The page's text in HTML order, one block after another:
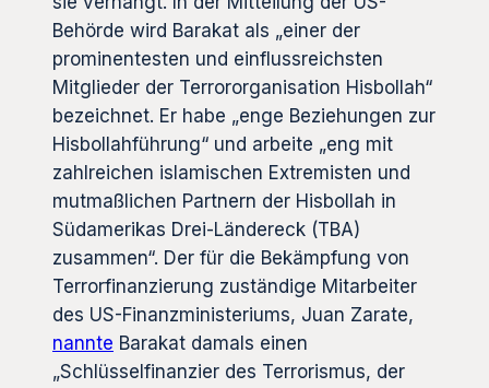
Behörde wird Barakat als „einer der
prominentesten und einflussreichsten
Mitglieder der Terrororganisation Hisbollah“
bezeichnet. Er habe „enge Beziehungen zur
Hisbollahführung“ und arbeite „eng mit
zahlreichen islamischen Extremisten und
mutmaßlichen Partnern der Hisbollah in
Südamerikas Drei-Ländereck (TBA)
zusammen“. Der für die Bekämpfung von
Terrorfinanzierung zuständige Mitarbeiter
des US-Finanzministeriums, Juan Zarate,
nannte Barakat damals einen
„Schlüsselfinanzier des Terrorismus, der